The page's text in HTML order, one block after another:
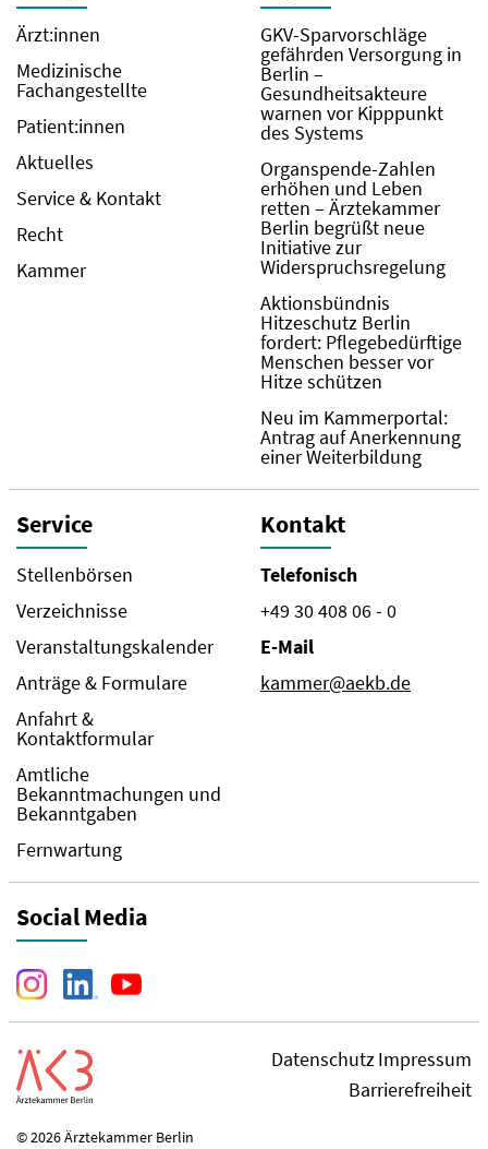
Ärzt:innen
Medizinische
Fachangestellte
Patient:innen
Aktuelles
Service & Kontakt
Recht
Kammer
GKV-Sparvorschläge
gefährden Versorgung in
Berlin –
Gesundheitsakteure
warnen vor Kipppunkt
des Systems
Organspende-Zahlen
erhöhen und Leben
retten – Ärztekammer
Berlin begrüßt neue
Initiative zur
Widerspruchsregelung
Aktionsbündnis
Hitzeschutz Berlin
fordert: Pflegebedürftige
Menschen besser vor
Hitze schützen
Neu im Kammerportal:
Antrag auf Anerkennung
einer Weiterbildung
Service
Stellenbörsen
Verzeichnisse
Veranstaltungskalender
Anträge & Formulare
Anfahrt &
Kontaktformular
Amtliche
Bekanntmachungen und
Bekanntgaben
Fernwartung
Kontakt
Telefonisch
+49 30 408 06 - 0
E-Mail
kammer@aekb.de
Social Media
DatenschutzImpressum
Barrierefreiheit
© 2026 Ärztekammer Berlin